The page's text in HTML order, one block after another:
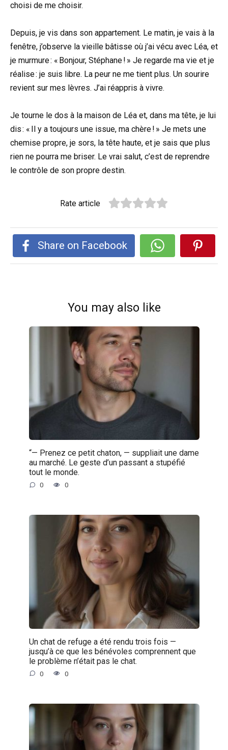
choisi de me choisir.
Depuis, je vis dans son appartement. Le matin, je vais à la
fenêtre, j’observe la vieille bâtisse où j’ai vécu avec Léa, et
je murmure : « Bonjour, Stéphane ! » Je regarde ma vie et je
réalise : je suis libre. La peur ne me tient plus. Un sourire
revient sur mes lèvres. J’ai réappris à vivre.
Je tourne le dos à la maison de Léa et, dans ma tête, je lui
dis : « Il y a toujours une issue, ma chère ! » Je mets une
chemise propre, je sors, la tête haute, et je sais que plus
rien ne pourra me briser. Le vrai salut, c’est de reprendre
le contrôle de son propre destin.
Rate article
Share on Facebook
You may also like
“— Prenez ce petit chaton, — suppliait une dame
au marché. Le geste d’un passant a stupéfié
tout le monde.
0 0
Un chat de refuge a été rendu trois fois —
jusqu’à ce que les bénévoles comprennent que
le problème n’était pas le chat.
0 0